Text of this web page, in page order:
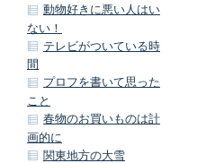
動物好きに悪い人はい
ない！
テレビがついている時
間
プロフを書いて思った
こと
春物のお買いものは計
画的に
関東地方の大雪